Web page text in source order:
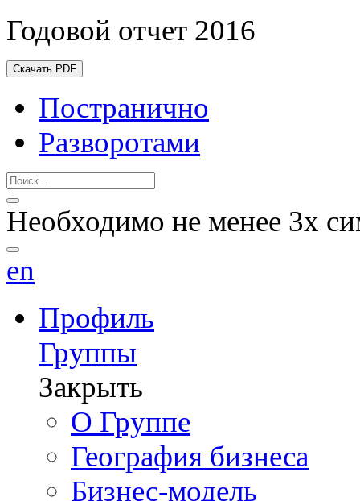
Годовой отчет 2016
Скачать PDF
Постранично
Разворотами
Необходимо не менее 3х
en
Профиль
Группы
Закрыть
О Группе
География бизнеса
Бизнес-модель